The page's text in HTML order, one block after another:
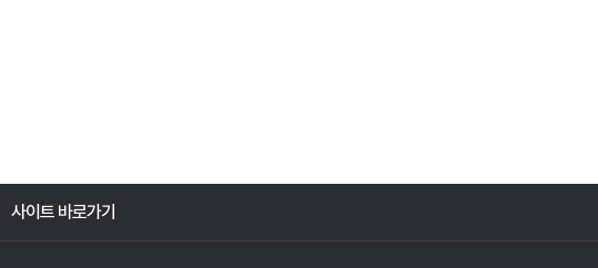
사이트 바로가기